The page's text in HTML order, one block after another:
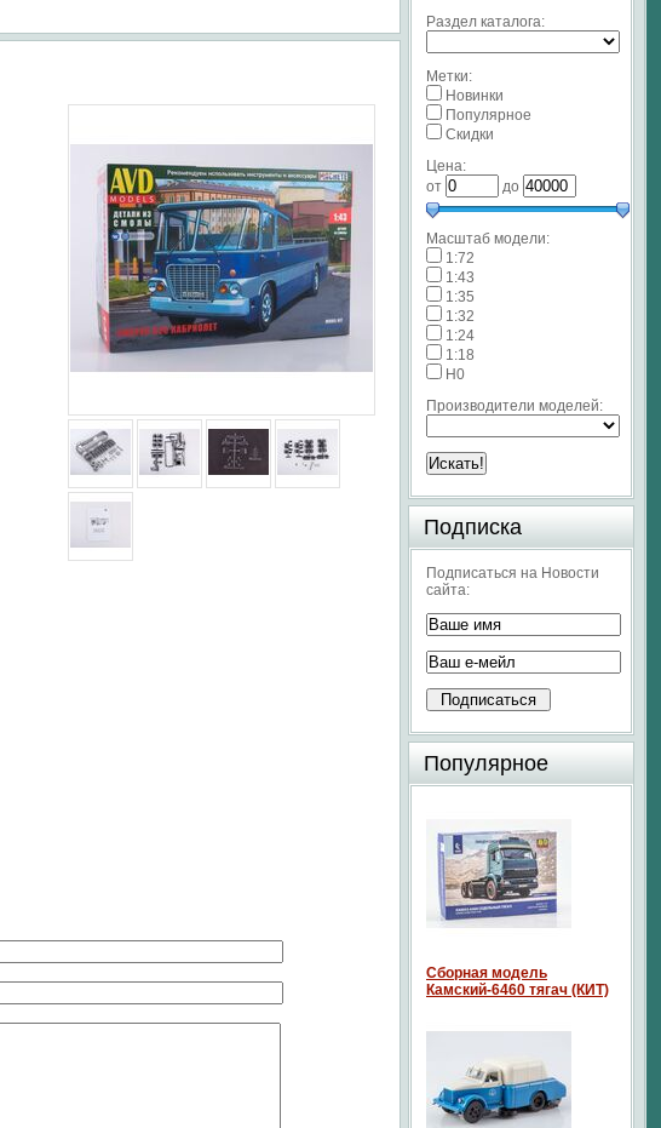
Раздел каталога:
Метки:
Новинки
Популярное
Скидки
Цена:
от
до
Масштаб модели:
1:72
1:43
1:35
1:32
1:24
1:18
H0
Производители моделей:
Подписка
Подписаться на Новости
сайта:
Популярное
Сборная модель
Камский-6460 тягач (КИТ)